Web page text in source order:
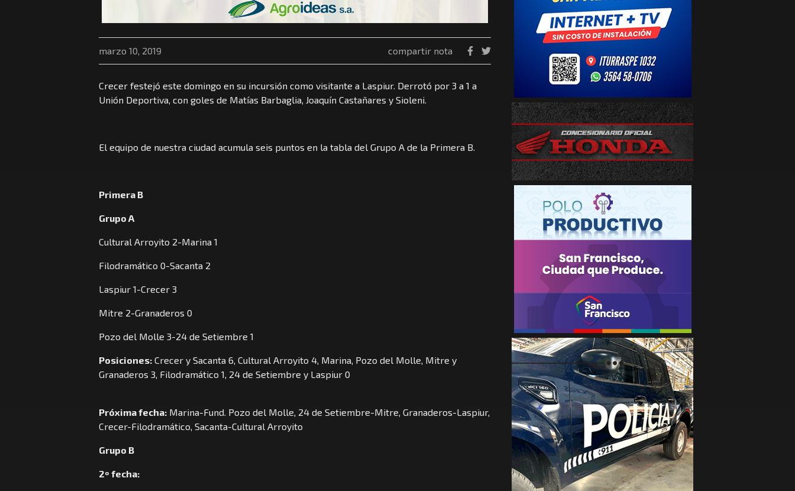
marzo 10, 2019 compartir nota
Crecer festejó este domingo en su incursión como visitante a Laspiur. Derrotó por 3 a 1 a
Unión Deportiva, con goles de Matías Barbaglia, Joaquín Castañares y Sioleni.
El equipo de nuestra ciudad acumula seis puntos en la tabla del Grupo A de la Primera B.
Primera B
Grupo A
Cultural Arroyito 2-Marina 1
Filodramático 0-Sacanta 2
Laspiur 1-Crecer 3
Mitre 2-Granaderos 0
Pozo del Molle 3-24 de Setiembre 1
Posiciones: Crecer y Sacanta 6, Cultural Arroyito 4, Marina, Pozo del Molle, Mitre y
Granaderos 3, Filodramático 1, 24 de Setiembre y Laspiur 0
Próxima fecha: Marina-Fund. Pozo del Molle, 24 de Setiembre-Mitre, Granaderos-Laspiur,
Crecer-Filodramático, Sacanta-Cultural Arroyito
Grupo B
2º fecha: